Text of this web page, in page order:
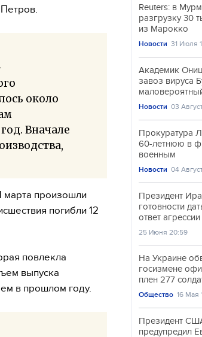
около
Вначале
марта произошли
погибли 12
повлекла
выпуска
в прошлом году.
Reuters: в
разгрузку 30
из Марокко
Новости 31 Июля
Академик
завоз вируса
Новости 03
Прокуратура
60-летнюю в
военным
Новости 04
Президент
готовности
ответ
25 Июня 20:59
На Украине
госизмене
плен 277
Общество 16 Мая
Президент
предупредил